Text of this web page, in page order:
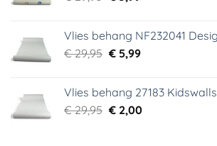
€ 29,95.€ 3,99.
Vlies behang NF232041
€29,95 Oorspronkelijke
€ 29,95.
€5,99Huidige
€ 5,99.
Vlies behang 27183
€29,95 Oorspronkelijke
€2,00Huidige